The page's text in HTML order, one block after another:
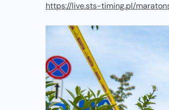
https://live.sts-timing.pl/